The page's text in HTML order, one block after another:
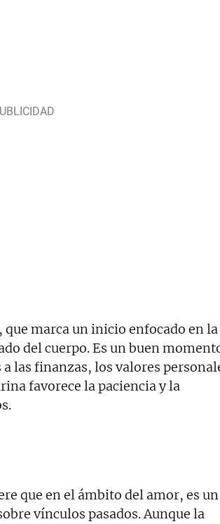
que marca un inicio enfocado en la
del cuerpo. Es un buen
las finanzas, los valores
favorece la paciencia y la
que en el ámbito del amor, es un
vínculos pasados. Aunque la